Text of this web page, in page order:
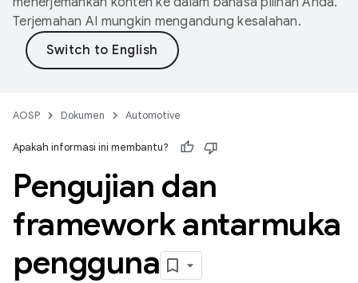
Terjemahan AI mungkin mengandung kesalahan.
AOSP Dokumen Automotive
Apakah informasi ini membantu?
Pengujian dan
framework antarmuka
pengguna